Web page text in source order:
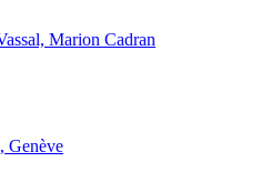
Marion Cadran
Genève